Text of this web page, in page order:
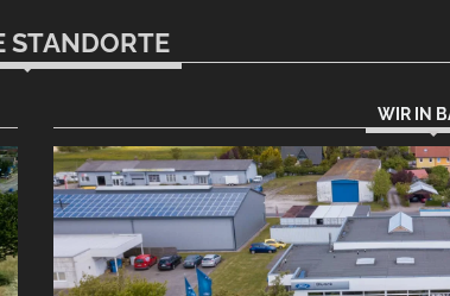
STANDORTE
WIR IN